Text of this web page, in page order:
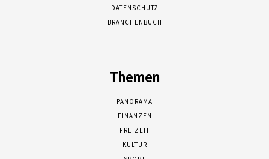
DATENSCHUTZ
BRANCHENBUCH
Themen
PANORAMA
FINANZEN
FREIZEIT
KULTUR